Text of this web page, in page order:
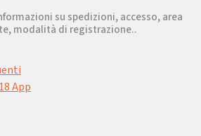
su spedizioni, accesso, area
modalità di registrazione..
App